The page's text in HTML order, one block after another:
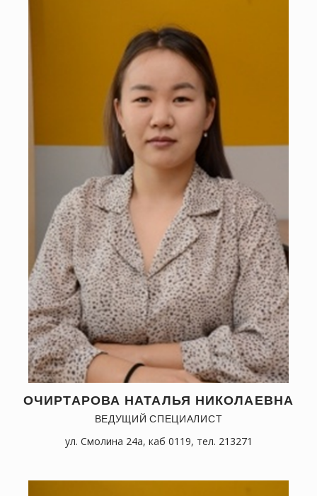
ОЧИРТАРОВА НАТАЛЬЯ НИКОЛАЕВНА
ВЕДУЩИЙ СПЕЦИАЛИСТ
ул. Смолина 24а, каб 0119, тел. 213271